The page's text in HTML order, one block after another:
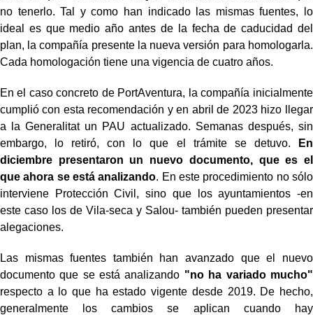
no tenerlo. Tal y como han indicado las mismas fuentes, lo
ideal es que medio año antes de la fecha de caducidad del
plan, la compañía presente la nueva versión para homologarla.
Cada homologación tiene una vigencia de cuatro años.
En el caso concreto de PortAventura, la compañía inicialmente
cumplió con esta recomendación y en abril de 2023 hizo llegar
a la Generalitat un PAU actualizado. Semanas después, sin
embargo, lo retiró, con lo que el trámite se detuvo.
En
diciembre presentaron un nuevo documento, que es el
que ahora se está analizando. En este procedimiento no sólo
interviene Protección Civil, sino que los ayuntamientos -en
este caso los de Vila-seca y Salou- también pueden presentar
alegaciones.
Las mismas fuentes también han avanzado que el nuevo
documento que se está analizando "no ha variado mucho"
respecto a lo que ha estado vigente desde 2019. De hecho,
generalmente los cambios se aplican cuando hay